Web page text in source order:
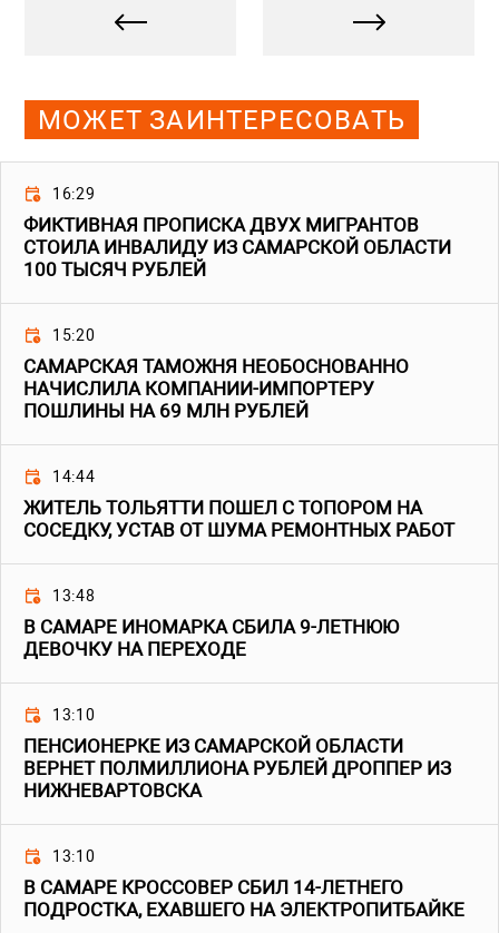
МОЖЕТ ЗАИНТЕРЕСОВАТЬ
16:29
ФИКТИВНАЯ ПРОПИСКА ДВУХ МИГРАНТОВ
СТОИЛА ИНВАЛИДУ ИЗ САМАРСКОЙ ОБЛАСТИ
100 ТЫСЯЧ РУБЛЕЙ
15:20
САМАРСКАЯ ТАМОЖНЯ НЕОБОСНОВАННО
НАЧИСЛИЛА КОМПАНИИ-ИМПОРТЕРУ
ПОШЛИНЫ НА 69 МЛН РУБЛЕЙ
14:44
ЖИТЕЛЬ ТОЛЬЯТТИ ПОШЕЛ С ТОПОРОМ НА
СОСЕДКУ, УСТАВ ОТ ШУМА РЕМОНТНЫХ РАБОТ
13:48
В САМАРЕ ИНОМАРКА СБИЛА 9-ЛЕТНЮЮ
ДЕВОЧКУ НА ПЕРЕХОДЕ
13:10
ПЕНСИОНЕРКЕ ИЗ САМАРСКОЙ ОБЛАСТИ
ВЕРНЕТ ПОЛМИЛЛИОНА РУБЛЕЙ ДРОППЕР ИЗ
НИЖНЕВАРТОВСКА
13:10
В САМАРЕ КРОССОВЕР СБИЛ 14-ЛЕТНЕГО
ПОДРОСТКА, ЕХАВШЕГО НА ЭЛЕКТРОПИТБАЙКЕ